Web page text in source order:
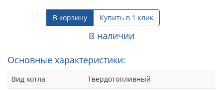
В корзину Купить в 1 клик
В наличии
Основные характеристики:
Вид котла
Твердотопливный